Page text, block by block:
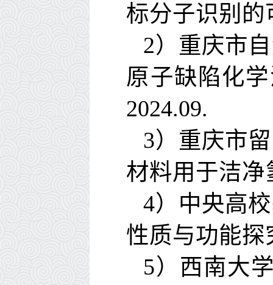
标分子识别
2）重庆市
原子缺陷化
2024.09.
3）重庆市
材料用于洁
4）中央高
性质与功能
5）西南大